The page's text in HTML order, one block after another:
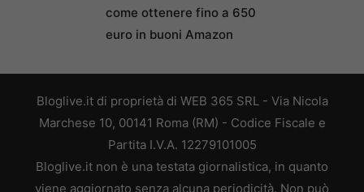
come ottenere fino a 650
euro in buoni Amazon
Bloglive.it di proprietà di WEB 365 SRL - Via Nicola
Marchese 10, 00141 Roma (RM) - Codice Fiscale e
Partita I.V.A. 12279101005
Bloglive.it non è una testata giornalistica, in quanto
viene aggiornato senza alcuna periodicità. Non può